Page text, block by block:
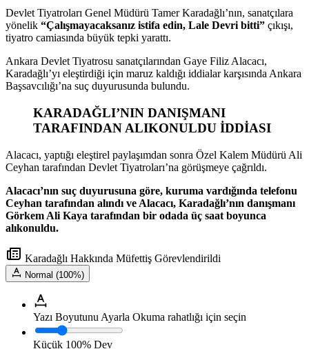
Devlet Tiyatroları Genel Müdürü Tamer Karadağlı’nın, sanatçılara
yönelik “Çalışmayacaksanız istifa edin, Lale Devri bitti” çıkışı,
tiyatro camiasında büyük tepki yarattı.
Ankara Devlet Tiyatrosu sanatçılarından Gaye Filiz Alacacı,
Karadağlı’yı eleştirdiği için maruz kaldığı iddialar karşısında Ankara
Başsavcılığı’na suç duyurusunda bulundu.
KARADAĞLI’NIN DANIŞMANI
TARAFINDAN ALIKONULDU İDDİASI
Alacacı, yaptığı eleştirel paylaşımdan sonra Özel Kalem Müdürü Ali
Ceyhan tarafından Devlet Tiyatroları’na görüşmeye çağrıldı.
Alacacı’nın suç duyurusuna göre, kuruma vardığında telefonu
Ceyhan tarafından alındı ve Alacacı, Karadağlı’nın danışmanı
Görkem Ali Kaya tarafından bir odada üç saat boyunca
alıkonuldu.
Karadağlı Hakkında Müfettiş Görevlendirildi
Normal (100%)
Yazı Boyutunu Ayarla Okuma rahatlığı için seçin
Küçük 100% Dev